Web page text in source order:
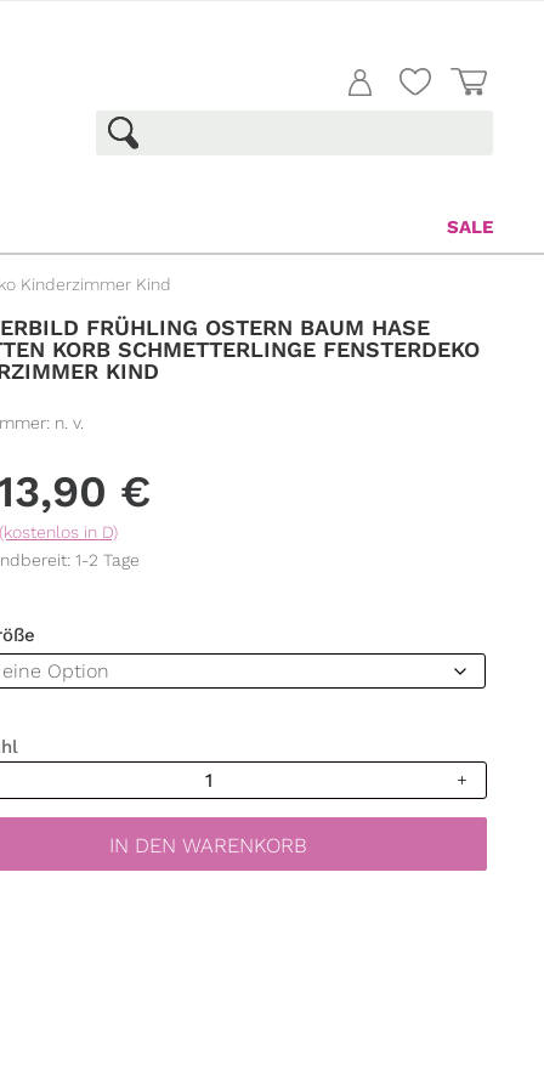
SALE
Kinderzimmer Kind
FRÜHLING OSTERN BAUM HASE
KORB SCHMETTERLINGE FENSTERDEKO
KIND
n. v.
€
in D)
1-2 Tage
IN DEN WARENKORB